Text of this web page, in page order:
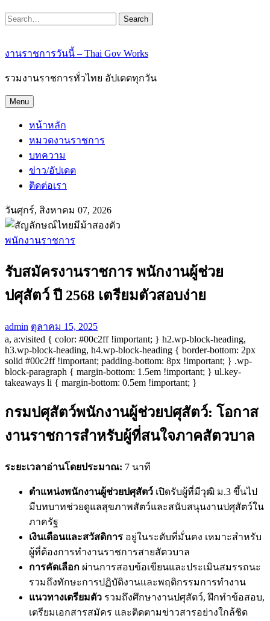
Search
งานราชการวันนี้ – Thai Gov Works
รวมงานราชการทั่วไทย อัปเดตทุกวัน
Menu
หน้าหลัก
หมวดงานราชการ
บทความ
ข่าว/อัปเดต
ติดต่อเรา
วันศุกร์, สิงหาคม 07, 2026
พนักงานราชการ
รับสมัครงานราชการ พนักงานผู้ช่วย
ปศุสัตว์ ปี 2568 เตรียมตัวสอบง่าย
admin ตุลาคม 15, 2025
a, a:visited { color: #00c2ff !important; } h2.wp-block-heading,
h3.wp-block-heading, h4.wp-block-heading { border-bottom: 2px
solid #00c2ff !important; padding-bottom: 8px !important; } .wp-
block-paragraph { margin-bottom: 1.5em !important; } ul.key-
takeaways li { margin-bottom: 0.5em !important; }
กรมปศุสัตว์พนักงานผู้ช่วยปศุสัตว์: โอกาส
งานราชการสำหรับผู้ที่สนใจภาคสัตวบาล
ระยะเวลาอ่านโดยประมาณ: 7 นาที
ตำแหน่งพนักงานผู้ช่วยปศุสัตว์ เปิดรับผู้ที่มีวุฒิ ม.3 ขึ้นไป
มีบทบาทช่วยดูแลสุขภาพสัตว์และสนับสนุนงานปศุสัตว์ใน
ภาครัฐ
เงินเดือนและสวัสดิการ อยู่ในระดับที่มั่นคง เหมาะสำหรับ
ผู้ที่ต้องการทำงานราชการสายสัตวบาล
การคัดเลือก ผ่านการสอบข้อเขียนและประเมินสมรรถนะ
รวมถึงทักษะการปฏิบัติงานและพฤติกรรมการทำงาน
แนวทางเตรียมตัว รวมถึงศึกษางานปศุสัตว์, ฝึกทำข้อสอบ,
เตรียมเอกสารสมัคร และติดตามข่าวสารอย่างใกล้ชิด